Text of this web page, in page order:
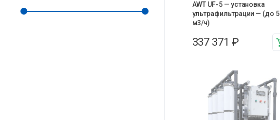
AWT UF-5 — установка
ультрафильтрации — (до 5
м3/ч)
337 371₽